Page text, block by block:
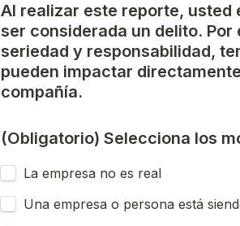
Al realizar este reporte, usted
ser considerada un delito.
seriedad y responsabilidad,
pueden impactar
compañía.
(Obligatorio) Selecciona los
La empresa no es real
Una empresa o persona está